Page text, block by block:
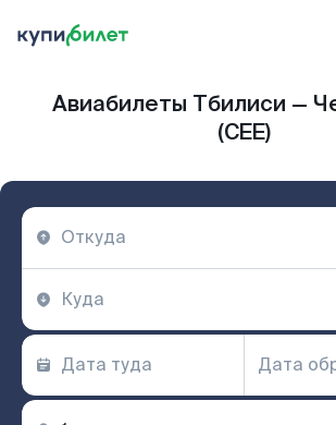
Авиабилеты Тбилиси —
(CEE)